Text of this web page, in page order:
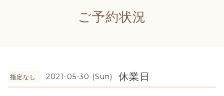
ご予約状況
指定なし 2021-05-30 (Sun) 休業日